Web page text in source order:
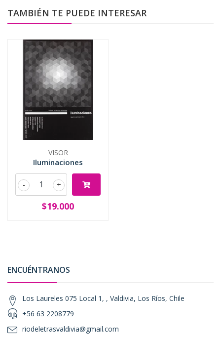
TAMBIÉN TE PUEDE INTERESAR
VISOR
Iluminaciones
+
-
$19.000
ENCUÉNTRANOS
Los Laureles 075 Local 1, , Valdivia, Los Ríos, Chile
+56 63 2208779
riodeletrasvaldivia@gmail.com